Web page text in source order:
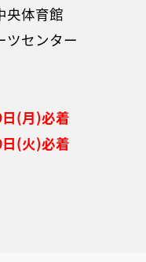
央体育館
ツセンター
(月)必着
(火)必着